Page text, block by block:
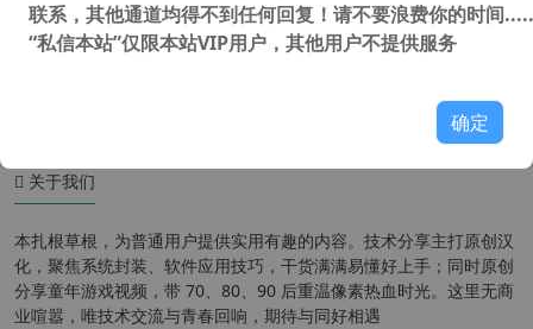
关于我们
本扎根草根，为普通用户提供实用有趣的内容。技术分享主打原创汉
化，聚焦系统封装、软件应用技巧，干货满满易懂好上手；同时原创
分享童年游戏视频，带 70、80、90 后重温像素热血时光。这里无商
业喧嚣，唯技术交流与青春回响，期待与同好相遇
联系，其他通道均得不到任何回复！请不要浪费你的时间
“私信本站”仅限本站VIP用户，其他用户不提供服务
确定